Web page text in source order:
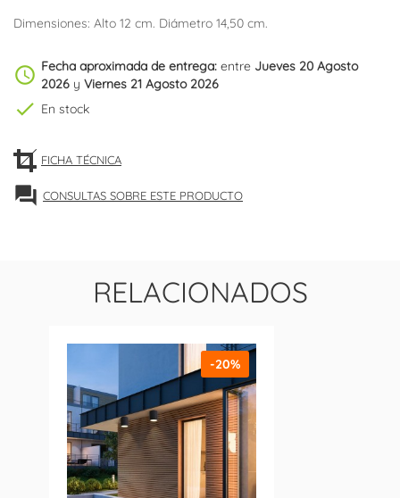
Dimensiones: Alto 12 cm. Diámetro 14,50 cm.
schedule Fecha aproximada de entrega: entre Jueves 20 Agosto
2026 y Viernes 21 Agosto 2026
check En stock
FICHA TÉCNICA
forum CONSULTAS SOBRE ESTE PRODUCTO
RELACIONADOS
-20%